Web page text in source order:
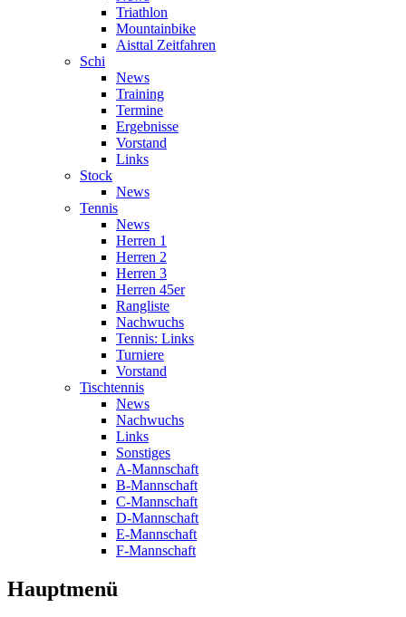
Triathlon
Mountainbike
Aisttal Zeitfahren
Schi
News
Training
Termine
Ergebnisse
Vorstand
Links
Stock
News
Tennis
News
Herren 1
Herren 2
Herren 3
Herren 45er
Rangliste
Nachwuchs
Tennis: Links
Turniere
Vorstand
Tischtennis
News
Nachwuchs
Links
Sonstiges
A-Mannschaft
B-Mannschaft
C-Mannschaft
D-Mannschaft
E-Mannschaft
F-Mannschaft
Hauptmenü